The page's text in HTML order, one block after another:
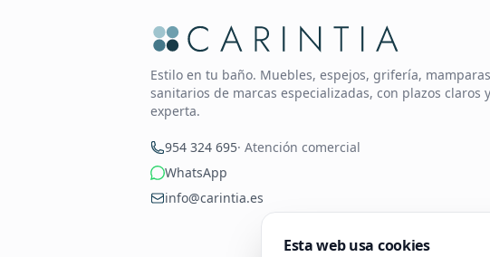
Estilo en tu baño. Muebles, espejos, grifería,
sanitarios de marcas especializadas, con plazos claros
experta.
954 324 695· Atención comercial
WhatsApp
info@carintia.es
Esta web usa cookies